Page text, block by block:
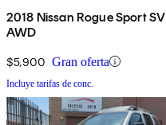
2018 Nissan Rogue Sport SV
AWD
$5,900 Gran oferta
Incluye tarifas de conc.